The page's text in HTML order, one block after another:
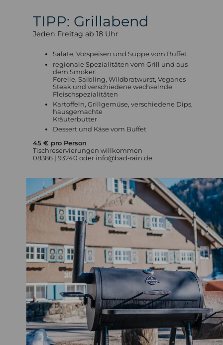
Naturpark Nagelfluhkette
Winterwandern
Geführte Wanderungen
Premiumwanderwege
Wanderangebote
Golfhotel Oberstaufen
Golfangebote
Golfturnierwochen
Panoramagolf
Skihotel Oberstaufen
TIPP: Grillabend
Jeden Freitag ab 18 Uhr
Salate, Vorspeisen und Suppe vom Buffet
regionale Spezialitäten vom Grill und aus
dem Smoker:
Forelle, Saibling, Wildbratwurst, Veganes
Steak und verschiedene wechselnde
Fleischspezialitäten
Kartoffeln, Grillgemüse, verschiedene Dips,
hausgemachte
Kräuterbutter
Dessert und Käse vom Buffet
45 € pro Person
Tischreservierungen willkommen
08386 | 93240 oder info@bad-rain.de